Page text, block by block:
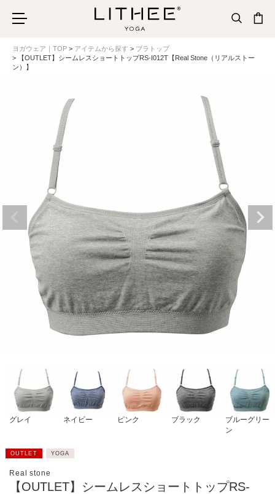
ヨガウェア｜TOP アイテムから探す
ブラトップ
【OUTLET】シームレスショートトップRS-I012T【Real Stone（リアルストー
ン）】
グレイ ネイビー ピンク ブラック
ブルーグリー
ン
OUTLET YOGA
Real stone
【OUTLET】シームレスショートトップRS-